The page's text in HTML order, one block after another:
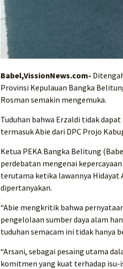
Babel,VissionNews.com-
Provinsi Kepulauan Bangka
Rosman semakin mengemuka.
Tuduhan bahwa Erzaldi tidak
termasuk Abie dari DPC Projo
Ketua PEKA Bangka Belitung
perdebatan mengenai
terutama ketika lawannya Hidayat
dipertanyakan.
“Abie mengkritik bahwa
pengelolaan sumber daya alam
tuduhan semacam ini tidak hanya
“Arsani, sebagai pesaing utama
komitmen yang kuat terhadap isu-